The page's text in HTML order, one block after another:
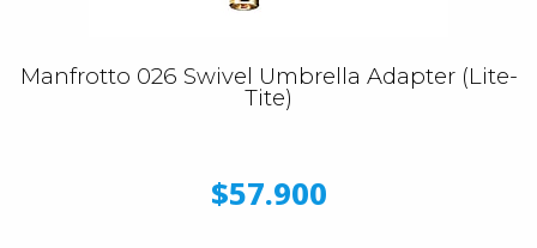
Manfrotto 026 Swivel Umbrella Adapter (Lite-
Tite)
$57.900